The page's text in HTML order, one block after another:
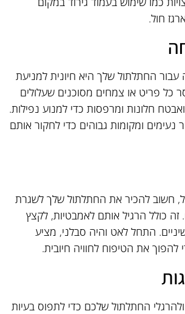
חול.
עבור החתלתול שלך היא חיונית למניעת
כל פריט או צמחים מסוכנים שעלולים
חלונות ומרפסות כדי למנוע נפילות.
ומקומות גבוהים כדי לחקור אותם
חשוב להכיר את החתלתול שלך לשגרת
כולל הרגיל אותם לאמבטיות, לקצץ
שיניים. התחל לאט והיה סבלני, מציע
להפוך את הטיפוח לחוויה חיובית.
החתלתול שלכם כדי לתפוס בעיות